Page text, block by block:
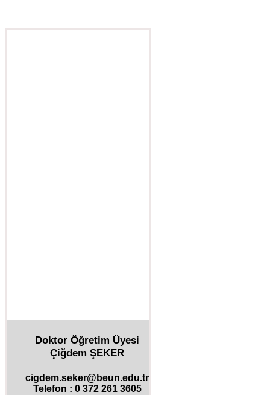
Doktor Öğretim Üyesi
Çiğdem ŞEKER
cigdem.seker@beun.edu.tr
Telefon : 0 372 261 3605